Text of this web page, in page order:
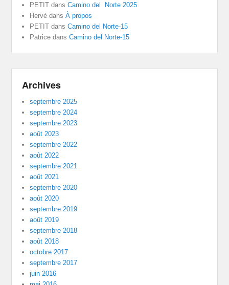
PETIT dansCamino del Norte 2025
Hervé dansÀ propos
PETIT dansCamino del Norte-15
Patrice dansCamino del Norte-15
Archives
septembre 2025
septembre 2024
septembre 2023
août 2023
septembre 2022
août 2022
septembre 2021
août 2021
septembre 2020
août 2020
septembre 2019
août 2019
septembre 2018
août 2018
octobre 2017
septembre 2017
juin 2016